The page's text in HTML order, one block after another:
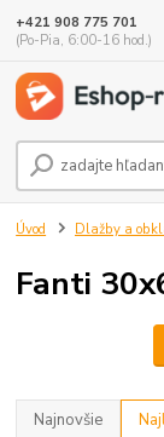
+421 908 775 701
(Po-Pia, 6:00-16 hod.)
Úvod Dlažby a
Fanti
Najnovšie